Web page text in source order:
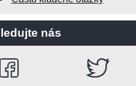
nás